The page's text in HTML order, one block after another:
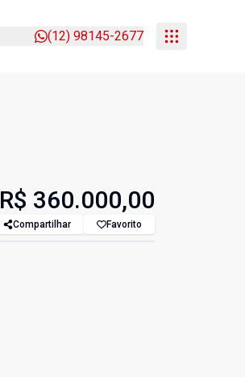
(12) 98145-2677
R$ 360.000,00
Compartilhar Favorito